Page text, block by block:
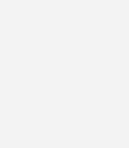
als zusätzlicher Stauraum
und gleichzeitig weniger
von Sanitärtechnik und
Nehmen Sie etwa
Geruchsabsaugung, die
Modul ist zwar an die
zahlreiche
die passend zum
– bis hin zur